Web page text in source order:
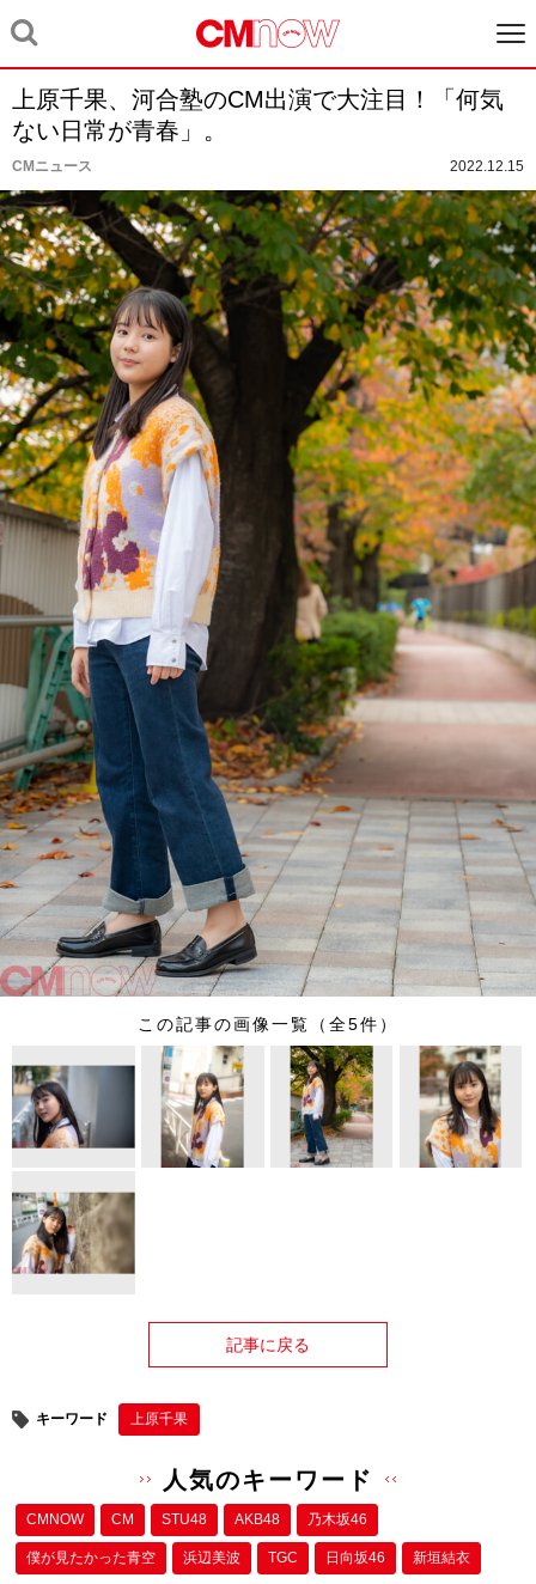
上原千果、河合塾のCM出演で大注目！「何気
ない日常が青春」。
CMニュース 2022.12.15
この記事の画像一覧（全5件）
記事に戻る
キーワード 上原千果
人気のキーワード
CMNOW CM STU48 AKB48 乃木坂46
僕が⾒たかった⻘空 浜辺美波 TGC 日向坂46 新垣結衣